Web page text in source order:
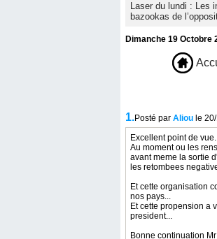
Laser du lundi : Les
bazookas de
Dimanche 19 Octobre
1.Posté par Aliou le
Excellent point de vue.
Au moment ou les
avant meme la sortie
les retombees
Et cette organisation
nos pays...
Et cette propension a
president...
Bonne continuation